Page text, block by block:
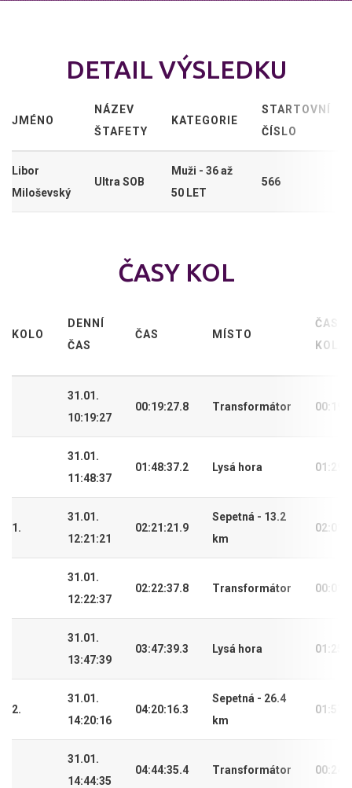
DETAIL VÝSLEDKU
JMÉNO
NÁZEV
ŠTAFETY
KATEGORIE
STARTOVNÍ
ČÍSLO
Libor
Miloševský
Ultra SOB
Muži - 36 až
50 LET
566
ČASY KOL
KOLO
DENNÍ
ČAS
ČAS MÍSTO
ČAS
KOLA
31.01.
10:19:27
00:19:27.8 Transformátor
31.01.
11:48:37
01:48:37.2 Lysá hora
1.
31.01.
12:21:21
02:21:21.9
Sepetná - 13.2
km
31.01.
12:22:37
02:22:37.8 Transformátor
31.01.
13:47:39
03:47:39.3 Lysá hora
2.
31.01.
14:20:16
04:20:16.3
Sepetná - 26.4
km
31.01.
14:44:35
04:44:35.4 Transformátor